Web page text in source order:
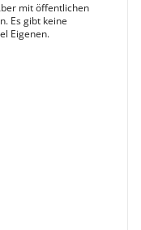
mit öffentlichen
Es gibt keine
Eigenen.